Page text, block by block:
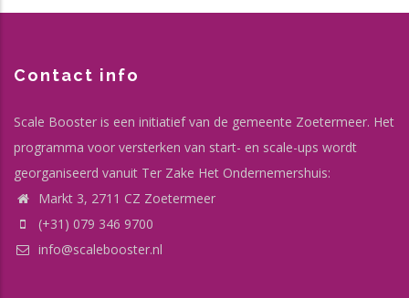
Contact info
Scale Booster is een initiatief van de gemeente Zoetermeer. Het
programma voor versterken van start- en scale-ups wordt
georganiseerd vanuit Ter Zake Het Ondernemershuis:
Markt 3, 2711 CZ Zoetermeer
(+31) 079 346 9700
info@scalebooster.nl